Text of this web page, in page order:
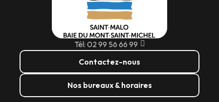
Tél: 02 99 56 66 99
Contactez-nous
Nos bureaux & horaires